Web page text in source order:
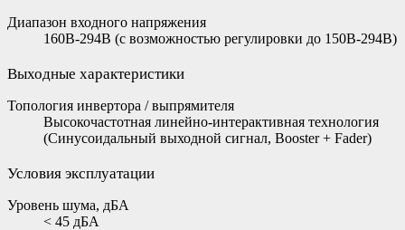
Диапазон входного напряжения
160В-294В (с возможностью регулировки до 150В-294В)
Выходные характеристики
Топология инвертора / выпрямителя
Высокочастотная линейно-интерактивная технология
(Синусоидальный выходной сигнал, Booster + Fader)
Условия эксплуатации
Уровень шума, дБА
< 45 дБА